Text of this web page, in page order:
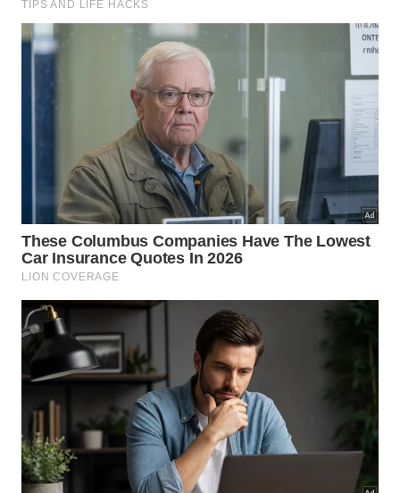
5-Grasiele Marinho
Brasil na final golllll do Neymar ninguém esperava é
6-André Luiz Costa
“Atenção, Após apelação da Concorrência, foi
chamado o VAR para revisão do lance… Causando
aflição no Técnico Botânico que já estava
comemorando o Gol. O zagueiro Capim Santo diz